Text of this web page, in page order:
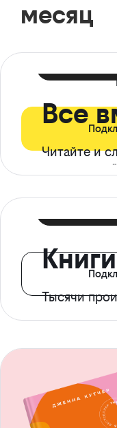
месяц
Все
Читайте и
Книги
Тысячи
с доступом